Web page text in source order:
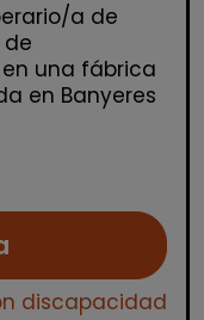
a de
una fábrica
en Banyeres
discapacidad